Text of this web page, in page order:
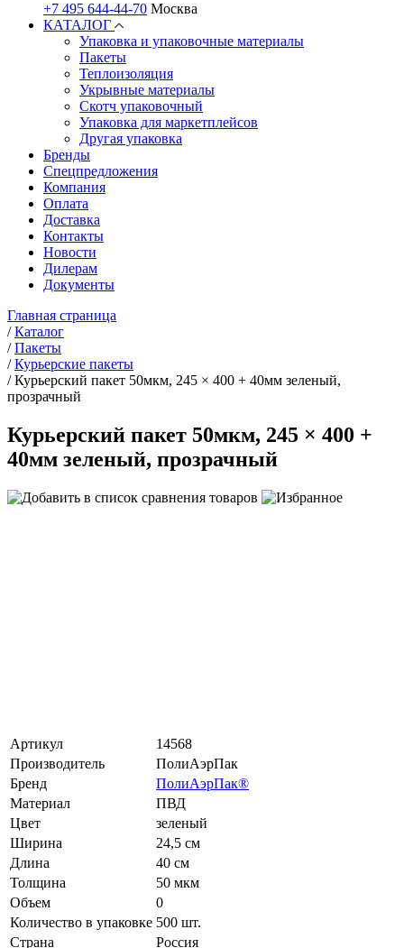
+7 495 644-44-70 Москва
КАТАЛОГ
Упаковка и упаковочные материалы
Пакеты
Теплоизоляция
Укрывные материалы
Скотч упаковочный
Упаковка для маркетплейсов
Другая упаковка
Бренды
Спецпредложения
Компания
Оплата
Доставка
Контакты
Новости
Дилерам
Документы
Главная страница
/ Каталог
/ Пакеты
/ Курьерские пакеты
/ Курьерский пакет 50мкм, 245 × 400 + 40мм зеленый,
прозрачный
Курьерский пакет 50мкм, 245 × 400 +
40мм зеленый, прозрачный
Артикул
14568
Производитель
ПолиАэрПак
Бренд
ПолиАэрПак®
Материал
ПВД
Цвет
зеленый
Ширина
24,5 см
Длина
40 см
Толщина
50 мкм
Объем
0
Количество в упаковке 500 шт.
Страна
Россия